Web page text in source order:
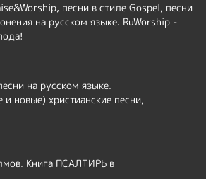
песни в стиле Gospel, песни
на русском языке. RuWorship -
на русском языке.
и новые) христианские песни,
Книга ПСАЛТИРЬ в